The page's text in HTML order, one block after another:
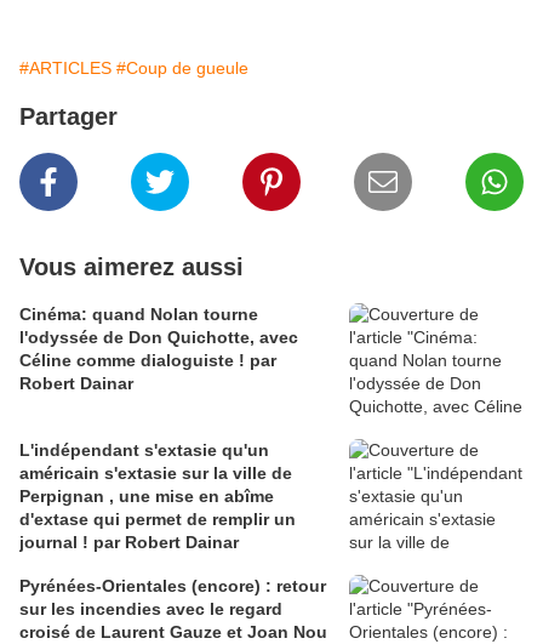
#ARTICLES #Coup de gueule
Partager
Vous aimerez aussi
Cinéma: quand Nolan tourne
l'odyssée de Don Quichotte, avec
Céline comme dialoguiste ! par
Robert Dainar
L'indépendant s'extasie qu'un
américain s'extasie sur la ville de
Perpignan , une mise en abîme
d'extase qui permet de remplir un
journal ! par Robert Dainar
Pyrénées-Orientales (encore) : retour
sur les incendies avec le regard
croisé de Laurent Gauze et Joan Nou